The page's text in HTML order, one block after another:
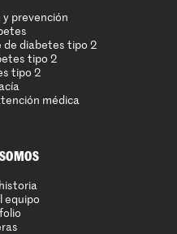
y prevención
de diabetes tipo 2
tipo 2
tipo 2
médica
equipo